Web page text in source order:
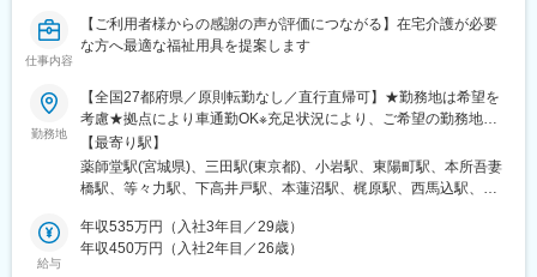
11:00居宅介護支援自業所を回りニーズをヒアリング
12:00昼食
護師、ヘルパー等が集まって会議を行い、支援の方向性を検討
14:00ケアマネジャー向けに新規取扱商品の勉強会を実施。勉強会
を通じて新規ニーズの獲得を目指す
16:00病院や介護施設を訪問
17:30帰社、事務処理
18:00退社
※緊急対応等で45分～1時間程度の残業可能性あり
仕事内容
【ご利用者様からの感謝の声が評価につながる】在宅介護が必要
な方へ最適な福祉用具を提案します
勤務地
【全国27都府県／原則転勤なし／直行直帰可】★勤務地は希望を
考慮★拠点により車通勤OK※充足状況により、ご希望の勤務地で
の募集が終了している場合があります。※転居を伴う転勤の有無
は、半年ごとに希望を伺い、選択いただけます。■東北■・宮城県
（仙台市）■関東■・東京都（東京23区など）・神奈川県（横浜市
城県（水戸市）・栃木県（宇都宮市／足利市）・群馬県（前橋
市）■東海■・愛知県（名古屋市／豊田市／豊橋市／小牧市）・静
【最寄り駅】
薬師堂駅(宮城県)、三田駅(東京都)、小岩駅、東陽町駅、本所吾妻
橋駅、等々力駅、下高井戸駅、本蓮沼駅、梶原駅、西馬込駅、練
調布駅、田無駅、新横浜駅、上大岡駅、二俣川駅、武蔵新城駅、
鷺沼駅、湘南深沢駅、淵野辺駅、南林間駅、南浦和駅、大宮駅(埼
給与
年収535万円（入社3年目／29歳）
年収450万円（入社2年目／26歳）